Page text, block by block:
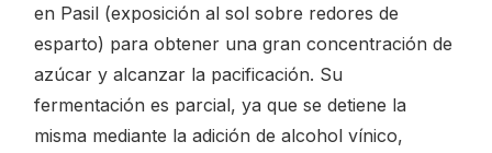
en Pasil (exposición al sol sobre redores de
esparto) para obtener una gran concentración de
azúcar y alcanzar la pacificación. Su
fermentación es parcial, ya que se detiene la
misma mediante la adición de alcohol vínico,